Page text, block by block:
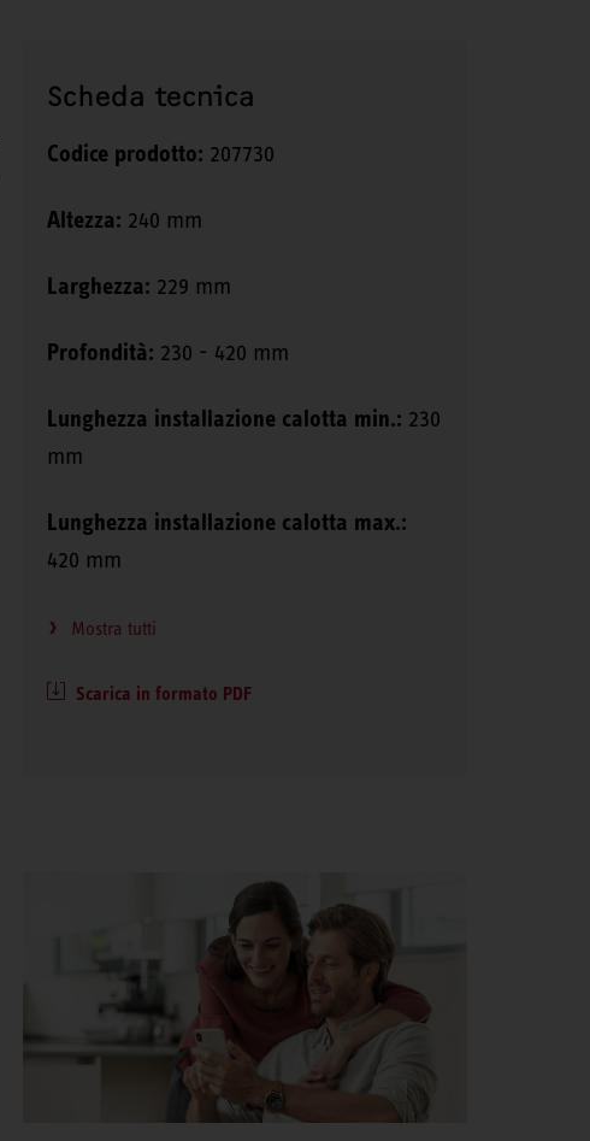
Scheda tecnica
Codice prodotto: 207730
Altezza: 240 mm
Larghezza: 229 mm
Profondità: 230 - 420 mm
Lunghezza installazione calotta min.: 230
mm
Lunghezza installazione calotta max.:
420 mm
Mostra tutti
Scarica in formato PDF